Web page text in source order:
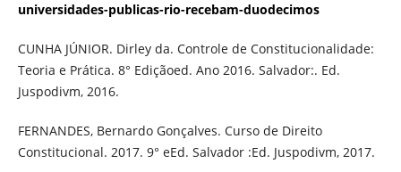
universidades-publicas-rio-recebam-duodecimos
CUNHA JÚNIOR. Dirley da. Controle de Constitucionalidade:
Teoria e Prática. 8° Ediçãoed. Ano 2016. Salvador:. Ed.
Juspodivm, 2016.
FERNANDES, Bernardo Gonçalves. Curso de Direito
Constitucional. 2017. 9° eEd. Salvador :Ed. Juspodivm, 2017.